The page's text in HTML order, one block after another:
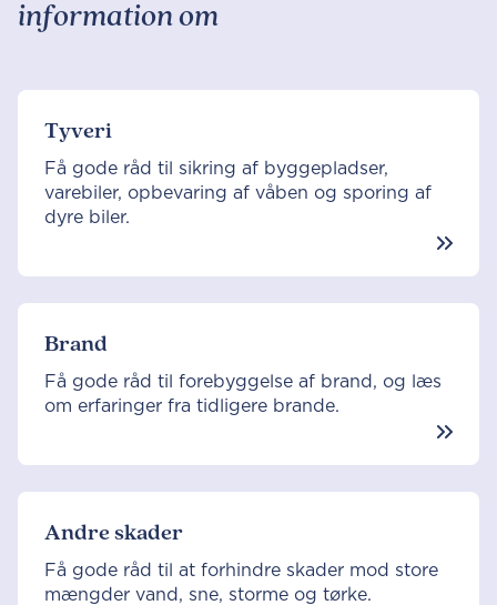
information om
Tyveri
Få gode råd til sikring af byggepladser,
varebiler, opbevaring af våben og sporing af
dyre biler.
Brand
Få gode råd til forebyggelse af brand, og læs
om erfaringer fra tidligere brande.
Andre skader
Få gode råd til at forhindre skader mod store
mængder vand, sne, storme og tørke.